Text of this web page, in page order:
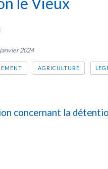
2024
AGRICULTURE
concernant la